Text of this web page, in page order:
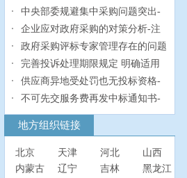
中央部委规避集中采购问题突出-
企业应对政府采购的对策分析-注
政府采购评标专家管理存在的问题
完善投诉处理期限规定 明确适用
供应商异地受处罚也无投标资格-
不可先交服务费再发中标通知书-
地方组织链接
北京 天津 河北
山西
内蒙古
辽宁 吉林
黑龙江